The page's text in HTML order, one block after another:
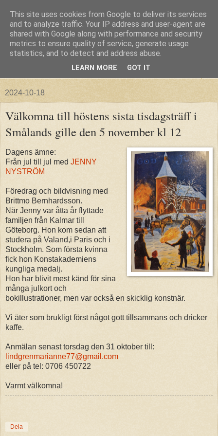
2024-10-18
Välkomna till höstens sista tisdagsträff i
Smålands gille den 5 november kl 12
Dagens ämne:
Från jul till jul med JENNY
NYSTRÖM
Föredrag och bildvisning med
Brittmo Bernhardsson.
När Jenny var åtta år flyttade
familjen från Kalmar till
Göteborg. Hon kom sedan att
studera på Valand,i Paris och i
Stockholm. Som första kvinna
fick hon Konstakademiens
kungliga medalj.
Hon har blivit mest känd för sina
många julkort och
bokillustrationer, men var också en skicklig konstnär.
Vi äter som brukligt först något gott tillsammans och dricker
kaffe.
Anmälan senast torsdag den 31 oktober till:
lindgrenmarianne77@gmail.com
eller på tel: 0706 450722
Varmt välkomna!
Dela
This site uses cookies from Google to deliver its services
and to analyze traffic. Your IP address and user-agent are
shared with Google along with performance and security
metrics to ensure quality of service, generate usage
statistics, and to detect and address abuse.
LEARN MORE GOT IT